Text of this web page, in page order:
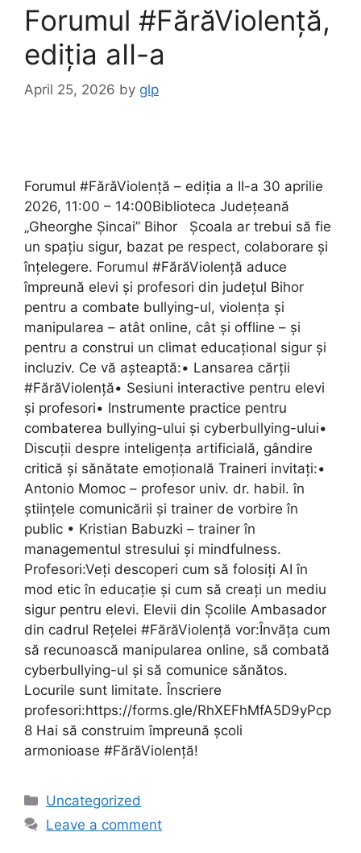
Forumul #FărăViolență,
ediția aII-a
April 25, 2026 by glp
Forumul #FărăViolență – ediția a II-a 30 aprilie
2026, 11:00 – 14:00Biblioteca Județeană
„Gheorghe Șincai” Bihor Școala ar trebui să fie
un spațiu sigur, bazat pe respect, colaborare și
înțelegere. Forumul #FărăViolență aduce
împreună elevi și profesori din județul Bihor
pentru a combate bullying-ul, violența și
manipularea – atât online, cât și offline – și
pentru a construi un climat educațional sigur și
incluziv. Ce vă așteaptă:• Lansarea cărții
#FărăViolență• Sesiuni interactive pentru elevi
și profesori• Instrumente practice pentru
combaterea bullying-ului și cyberbullying-ului•
Discuții despre inteligența artificială, gândire
critică și sănătate emoțională Traineri invitați:•
Antonio Momoc – profesor univ. dr. habil. în
științele comunicării și trainer de vorbire în
public • Kristian Babuzki – trainer în
managementul stresului și mindfulness.
Profesori:Veți descoperi cum să folosiți AI în
mod etic în educație și cum să creați un mediu
sigur pentru elevi. Elevii din Școlile Ambasador
din cadrul Rețelei #FărăViolență vor:Învăța cum
să recunoască manipularea online, să combată
cyberbullying-ul și să comunice sănătos.
Locurile sunt limitate. Înscriere
profesori:https://forms.gle/RhXEFhMfA5D9yPcp
8 Hai să construim împreună școli
armonioase #FărăViolență!
Uncategorized
Leave a comment